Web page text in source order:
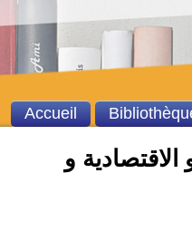
الاقتصادية و
Accueil